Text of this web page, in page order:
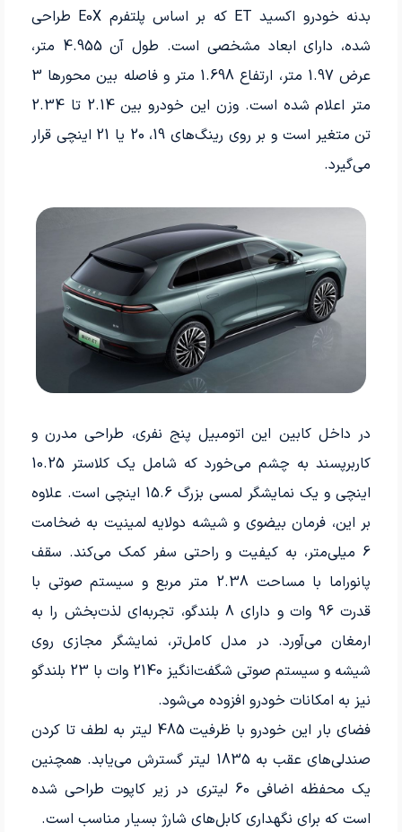
بدنه خودرو اکسید ET که بر اساس پلتفرم E0X طراحی
شده، دارای ابعاد مشخصی است. طول آن 4.955 متر،
عرض 1.97 متر، ارتفاع 1.698 متر و فاصله بین محورها 3
متر اعلام شده است. وزن این خودرو بین 2.14 تا 2.34
تن متغیر است و بر روی رینگ‌های 19، 20 یا 21 اینچی قرار
می‌گیرد.
در داخل کابین این اتومبیل پنج نفری، طراحی مدرن و
کاربرپسند به چشم می‌خورد که شامل یک کلاستر 10.25
اینچی و یک نمایشگر لمسی بزرگ 15.6 اینچی است. علاوه
بر این، فرمان بیضوی و شیشه دولایه لمینیت به ضخامت
6 میلی‌متر، به کیفیت و راحتی سفر کمک می‌کند. سقف
پانوراما با مساحت 2.38 متر مربع و سیستم صوتی با
قدرت 96 وات و دارای 8 بلندگو، تجربه‌ای لذت‌بخش را به
ارمغان می‌آورد. در مدل کامل‌تر، نمایشگر مجازی روی
شیشه و سیستم صوتی شگفت‌انگیز 2140 وات با 23 بلندگو
نیز به امکانات خودرو افزوده می‌شود.
فضای بار این خودرو با ظرفیت 485 لیتر به لطف تا کردن
صندلی‌های عقب به 1835 لیتر گسترش می‌یابد. همچنین
یک محفظه اضافی 60 لیتری در زیر کاپوت طراحی شده
است که برای نگهداری کابل‌های شارژ بسیار مناسب است.